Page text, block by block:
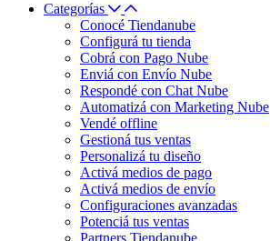
Categorías
Conocé Tiendanube
Configurá tu tienda
Cobrá con Pago Nube
Enviá con Envío Nube
Respondé con Chat Nube
Automatizá con Marketing Nube
Vendé offline
Gestioná tus ventas
Personalizá tu diseño
Activá medios de pago
Activá medios de envío
Configuraciones avanzadas
Potenciá tus ventas
Partners Tiendanube